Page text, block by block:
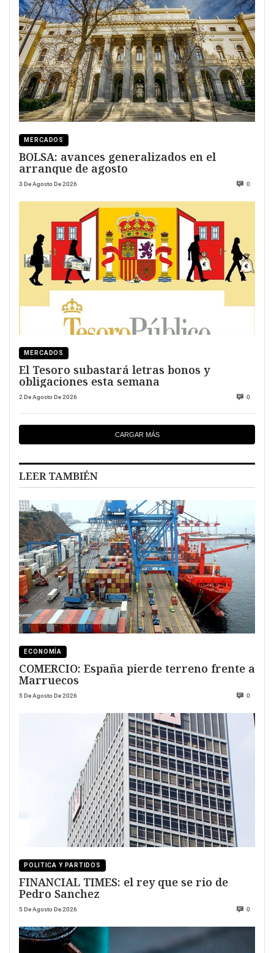
MERCADOS
BOLSA: avances generalizados en el
arranque de agosto
3 De Agosto De 2026 0
MERCADOS
El Tesoro subastará letras bonos y
obligaciones esta semana
2 De Agosto De 2026 0
CARGAR MÁS
LEER TAMBIÉN
ECONOMÍA
COMERCIO: España pierde terreno frente a
Marruecos
5 De Agosto De 2026 0
POLITICA Y PARTIDOS
FINANCIAL TIMES: el rey que se rio de
Pedro Sanchez
5 De Agosto De 2026 0